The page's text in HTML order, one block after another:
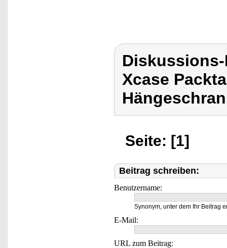
Xcase
Seite: [1]
Beitrag schreiben:
Benutzername:
Synonym, unter dem Ihr Beitrag
E-Mail:
URL zum Beitrag: